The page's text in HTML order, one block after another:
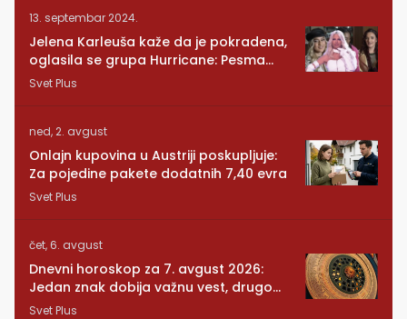
13. septembar 2024.
Jelena Karleuša kaže da je pokradena,
oglasila se grupa Hurricane: Pesma
RUNDE je naša!
Svet Plus
ned, 2. avgust
Onlajn kupovina u Austriji poskupljuje:
Za pojedine pakete dodatnih 7,40 evra
Svet Plus
čet, 6. avgust
Dnevni horoskop za 7. avgust 2026:
Jedan znak dobija važnu vest, drugom
se vraća osoba iz prošlosti
Svet Plus